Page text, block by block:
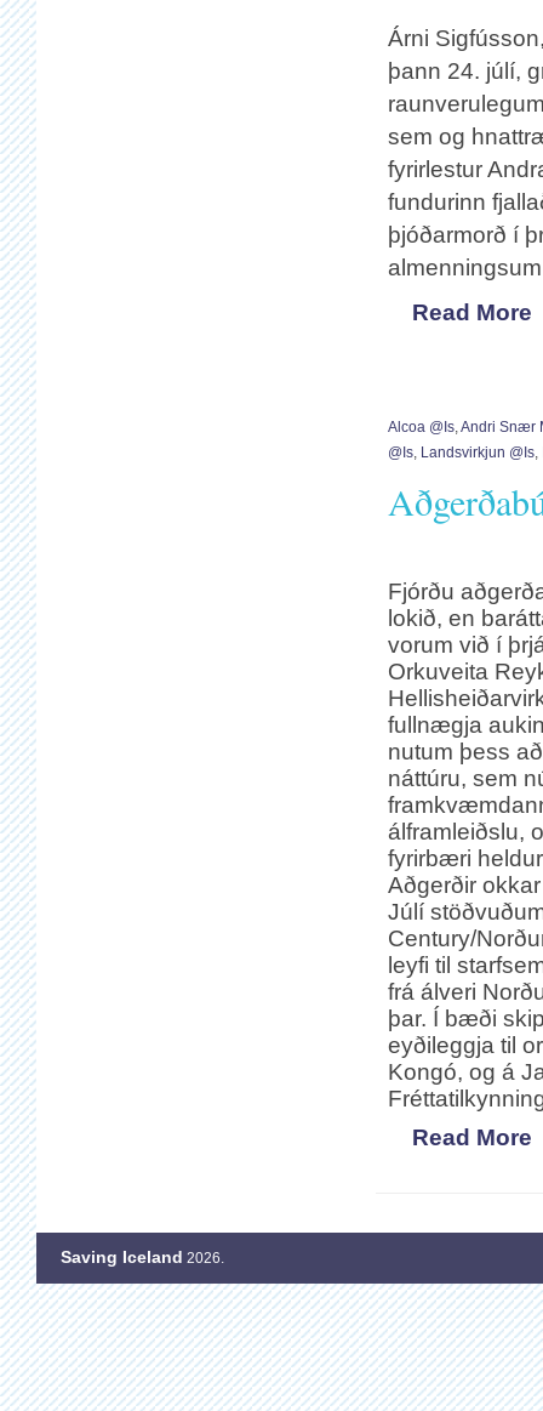
Árni
þann 24. júlí,
sem og
fyrirlestur
fundurinn
þjóðarmorð í
Read More
Alcoa @is,Andri Snær
@is, Landsvirkjun @is,
Fjórðu
lokið, en
vorum við í
Orkuveita
fullnægja
nutum þess
náttúru, sem
álframleiðslu,
fyrirbæri
Aðgerðir
Júlí
Century/
leyfi til
frá álveri
þar. Í bæði
eyðileggja til
Kongó, og á
Read More
Saving Iceland 2026.